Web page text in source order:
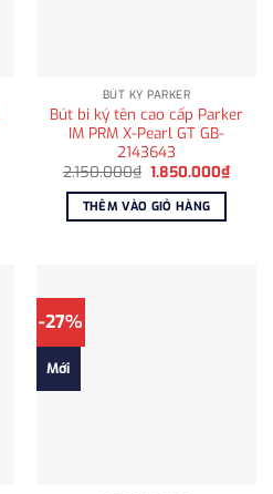
BÚT KÝ PARKER
Bút bi ký tên cao cấp Parker
IM PRM X-Pearl GT GB-
2143643
2.150.000₫ Giá
là:
2.150.000₫.
1.850.000₫Giá
THÊM VÀO GIỎ HÀNG
-27%
Mới